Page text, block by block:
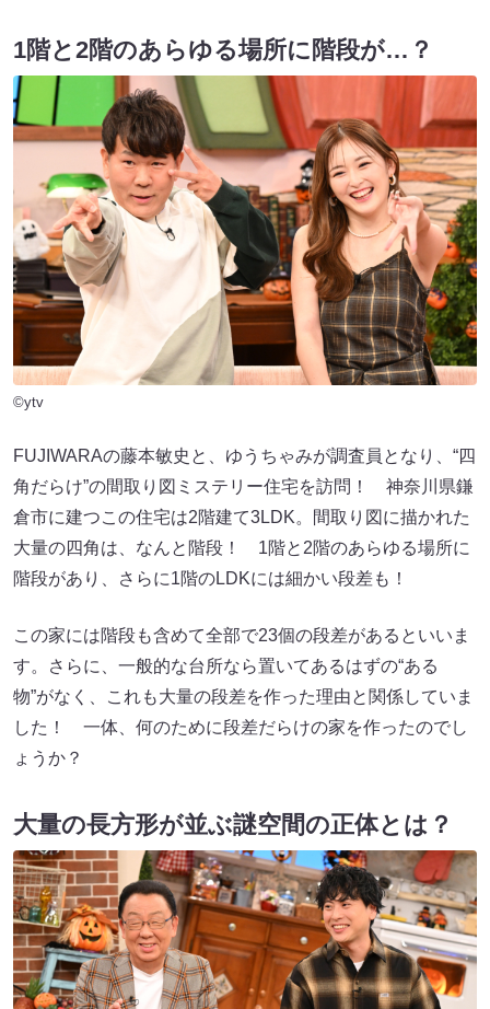
1階と2階のあらゆる場所に階段が…？
©ytv
FUJIWARAの藤本敏史と、ゆうちゃみが調査員となり、“四
角だらけ”の間取り図ミステリー住宅を訪問！ 神奈川県鎌
倉市に建つこの住宅は2階建て3LDK。間取り図に描かれた
大量の四角は、なんと階段！ 1階と2階のあらゆる場所に
階段があり、さらに1階のLDKには細かい段差も！
この家には階段も含めて全部で23個の段差があるといいま
す。さらに、一般的な台所なら置いてあるはずの“ある
物”がなく、これも大量の段差を作った理由と関係していま
した！ 一体、何のために段差だらけの家を作ったのでし
ょうか？
大量の長方形が並ぶ謎空間の正体とは？